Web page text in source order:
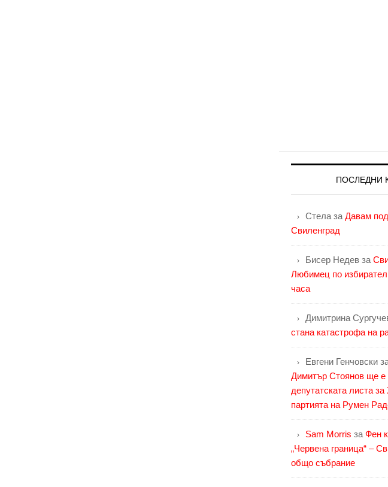
ПОСЛЕДНИ
Стела за Давам
Свиленград
Бисер Недев за
Любимец по
часа
Димитрина
стана катастрофа на
Евгени Генчовски
Димитър Стоянов ще е
депутатската листа
партията на Румен
Sam Morris за Фен
„Червена граница“ –
общо събрание